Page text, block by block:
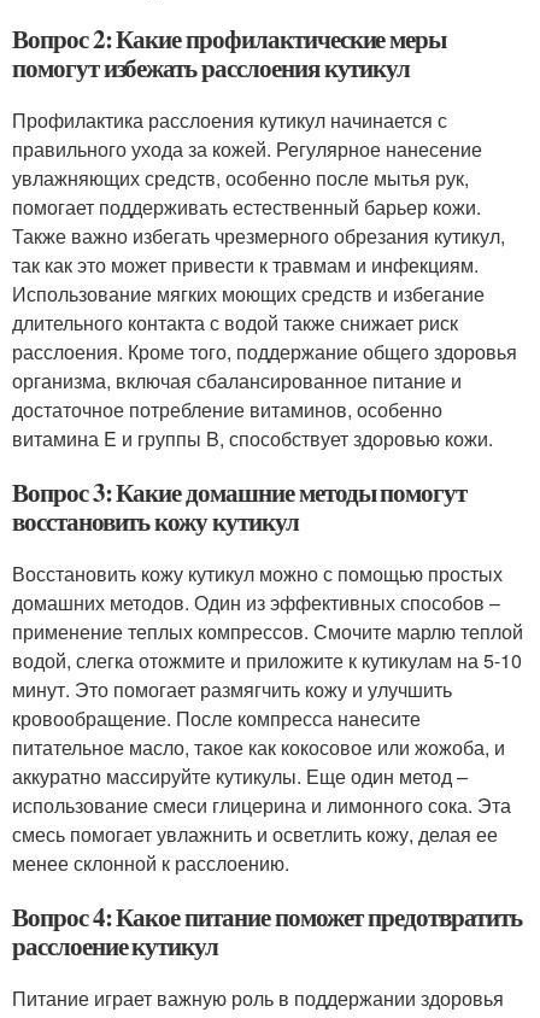
Вопрос 2: Какие профилактические меры
помогут избежать расслоения кутикул
Профилактика расслоения кутикул начинается с
правильного ухода за кожей. Регулярное нанесение
увлажняющих средств, особенно после мытья рук,
помогает поддерживать естественный барьер кожи.
Также важно избегать чрезмерного обрезания кутикул,
так как это может привести к травмам и инфекциям.
Использование мягких моющих средств и избегание
длительного контакта с водой также снижает риск
расслоения. Кроме того, поддержание общего здоровья
организма, включая сбалансированное питание и
достаточное потребление витаминов, особенно
витамина E и группы B, способствует здоровью кожи.
Вопрос 3: Какие домашние методы помогут
восстановить кожу кутикул
Восстановить кожу кутикул можно с помощью простых
домашних методов. Один из эффективных способов –
применение теплых компрессов. Смочите марлю теплой
водой, слегка отожмите и приложите к кутикулам на 5-10
минут. Это помогает размягчить кожу и улучшить
кровообращение. После компресса нанесите
питательное масло, такое как кокосовое или жожоба, и
аккуратно массируйте кутикулы. Еще один метод –
использование смеси глицерина и лимонного сока. Эта
смесь помогает увлажнить и осветлить кожу, делая ее
менее склонной к расслоению.
Вопрос 4: Какое питание поможет предотвратить
расслоение кутикул
Питание играет важную роль в поддержании здоровья